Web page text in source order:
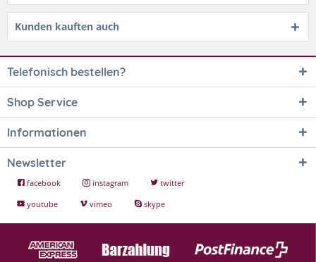
Kunden kauften auch
Telefonisch bestellen?
Shop Service
Informationen
Newsletter
facebook instagram
twitter
youtube
vimeo skype